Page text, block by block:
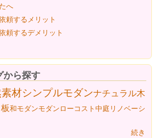
へ
頼するメリット
頼するデメリット
から探す
材シンプルモダンナチュラル木
和モダンモダンローコスト中庭 リノベーシ
続き